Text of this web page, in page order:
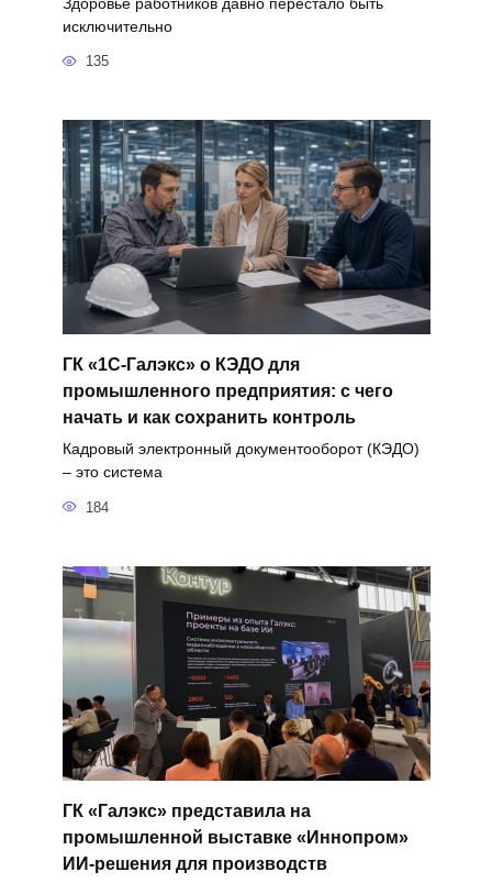
исключительно
135
ГК «1С-Галэкс» о КЭДО для
промышленного предприятия: с чего
начать и как сохранить контроль
Кадровый электронный документооборот (КЭДО)
– это система
184
ГК «Галэкс» представила на
промышленной выставке «Иннопром»
ИИ-решения для производств